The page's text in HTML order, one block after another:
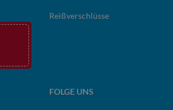
Reißverschlüsse
FOLGE UNS